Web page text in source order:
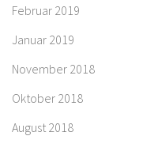
Februar 2019
Januar 2019
November 2018
Oktober 2018
August 2018